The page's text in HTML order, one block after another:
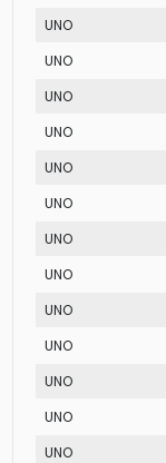
UNO
UNO
UNO
UNO
UNO
UNO
UNO
UNO
UNO
UNO
UNO
UNO
UNO